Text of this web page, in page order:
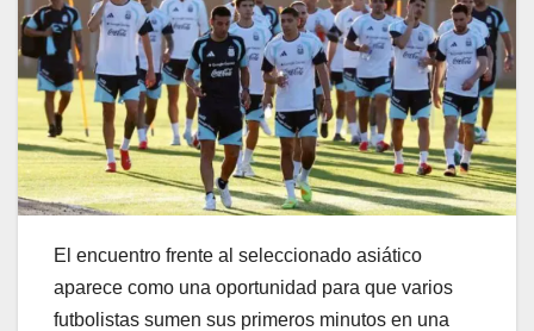
El encuentro frente al seleccionado asiático
aparece como una oportunidad para que varios
futbolistas sumen sus primeros minutos en una